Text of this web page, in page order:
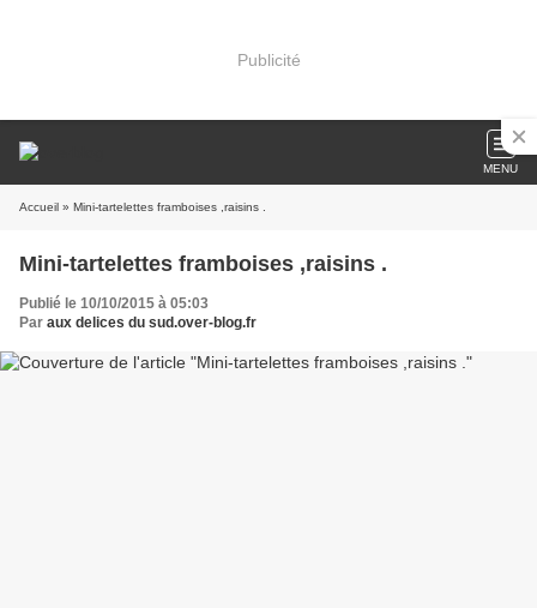
Publicité
MENU
Accueil » Mini-tartelettes framboises ,raisins .
Mini-tartelettes framboises ,raisins .
Publié le 10/10/2015 à 05:03
Par aux delices du sud.over-blog.fr